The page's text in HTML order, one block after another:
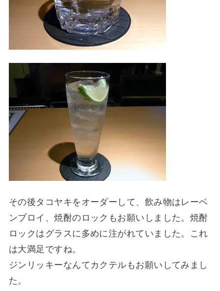
その後タコヤキをオーダーして、飲み物はレーベ
ンブロイ、焼酎のロックもお願いしました。焼酎
ロックはグラスに多めに注がれていました。これ
は大満足ですね。
ジンリッキーなんてカクテルもお願いしてみまし
た。